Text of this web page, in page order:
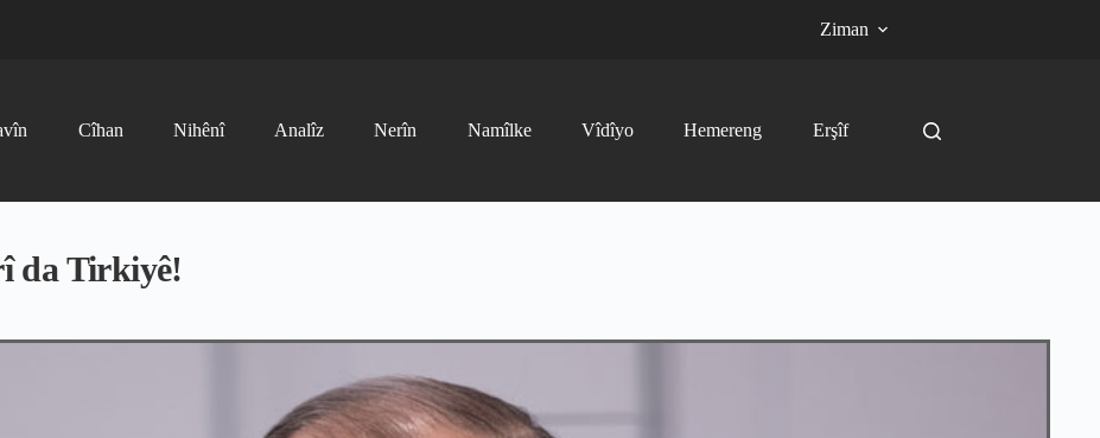
Ziman
Cîhan Nihênî Analîz Nerîn Namîlke Vîdîyo Hemereng Erşîf
da Tirkiyê!